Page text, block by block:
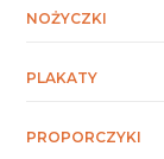
NOŻYCZKI
PLAKATY
PROPORCZYKI